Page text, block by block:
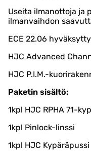
Useita ilmanottoja ja
ilmanvaihdon
ECE 22.06 hyväksytty
HJC Advanced
HJC P.I.M.-
Paketin sisältö:
1kpl HJC RPHA 71-
1kpl Pinlock-linssi
1kpl HJC Kypäräpussi